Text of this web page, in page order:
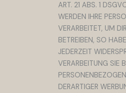
ART. 21 ABS. 1
WERDEN IHRE
VERARBEITET, UM
BETREIBEN, SO
JEDERZEIT
VERARBEITUNG SIE
DERARTIGER